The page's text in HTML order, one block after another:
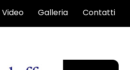
Video Galleria Contatti